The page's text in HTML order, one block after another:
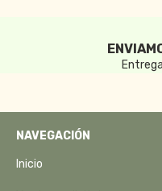
NAVEGACIÓN
Inicio